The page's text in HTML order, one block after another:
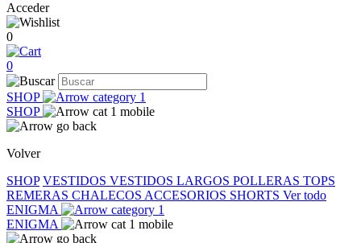
Acceder
0
0
SHOP
SHOP
Volver
SHOP VESTIDOS VESTIDOS LARGOS POLLERAS TOPS
REMERAS CHALECOS ACCESORIOS SHORTS Ver todo
ENIGMA
ENIGMA